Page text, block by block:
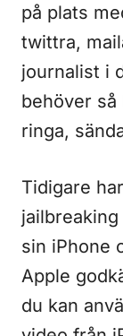
på plats
twittra,
journalist i
behöver
ringa,
Tidigare
sin iPhone
Apple
du kan